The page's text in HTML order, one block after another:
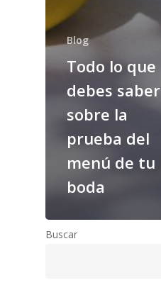
Blog
Todo lo que
debes saber
sobre la
prueba del
menú de tu
boda
Buscar